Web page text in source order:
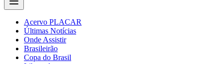
Acervo PLACAR
Últimas Notícias
Onde Assistir
Brasileirão
Copa do Brasil